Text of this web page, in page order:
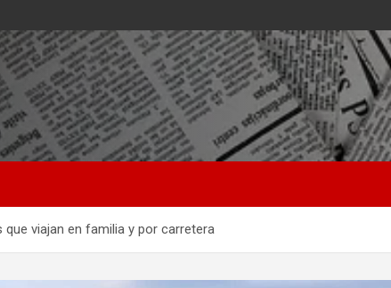
viajan en familia y por carretera